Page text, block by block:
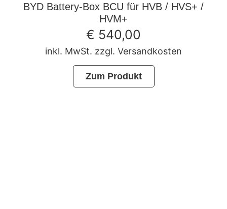
BYD Battery-Box BCU für HVB / HVS+ /
HVM+
€ 540,00
inkl. MwSt. zzgl. Versandkosten
Zum Produkt